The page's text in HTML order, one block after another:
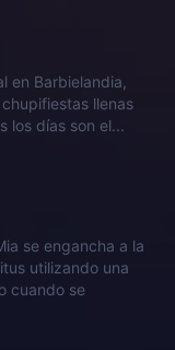
en Barbielandia,
llenas
los días son el...
se engancha a la
utilizando una
cuando se